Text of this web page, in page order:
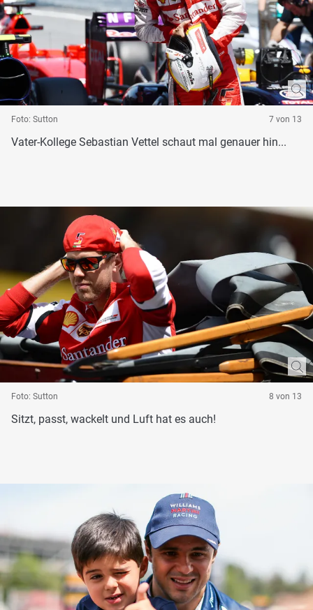
Foto: Sutton 7 von 13
Vater-Kollege Sebastian Vettel schaut mal genauer hin...
Foto: Sutton 8 von 13
Sitzt, passt, wackelt und Luft hat es auch!